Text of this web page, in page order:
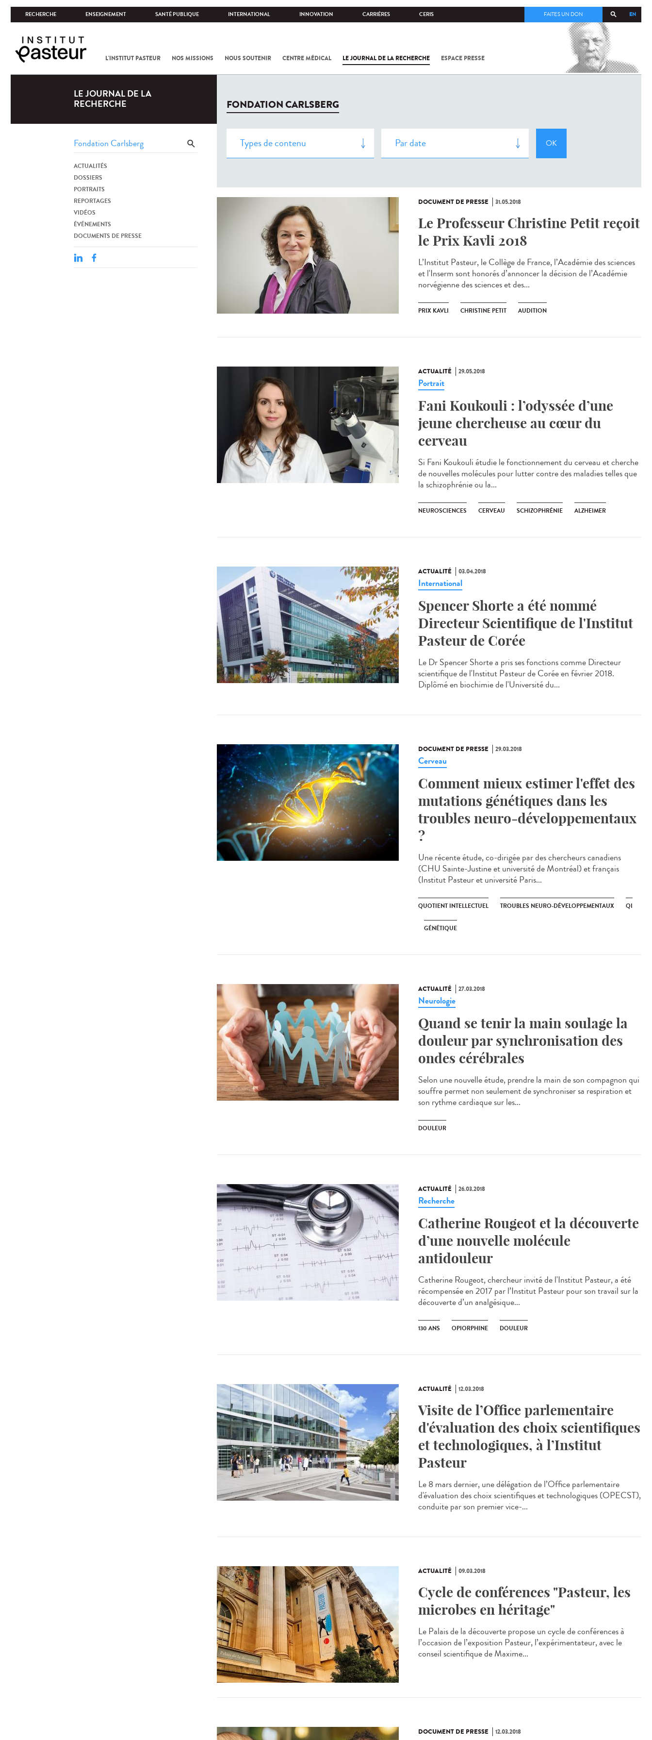
RECHERCHE ENSEIGNEMENT SANTÉ PUBLIQUE INTERNATIONAL INNOVATION CARRIÈRES CERIS EN
FAITES UN DON
L'INSTITUT PASTEUR NOS MISSIONS NOUS SOUTENIR CENTRE MÉDICAL LE JOURNAL DE LA RECHERCHE ESPACE PRESSE
COV-2 /
LE JOURNAL DE LA
RECHERCHE
ACTUALITÉS
DOSSIERS
PORTRAITS
REPORTAGES
VIDÉOS
ÉVÉNEMENTS
DOCUMENTS DE PRESSE
FONDATION CARLSBERG
DOCUMENT DE PRESSE 31.05.2018
Le Professeur Christine Petit reçoit
le Prix Kavli 2018
L’Institut Pasteur, le Collège de France, l’Académie des sciences
et l'Inserm sont honorés d’annoncer la décision de l’Académie
norvégienne des sciences et des...
PRIX KAVLI CHRISTINE PETIT AUDITION
ACTUALITÉ 29.05.2018
Portrait
Fani Koukouli : l’odyssée d’une
jeune chercheuse au cœur du
cerveau
Si Fani Koukouli étudie le fonctionnement du cerveau et cherche
de nouvelles molécules pour lutter contre des maladies telles que
la schizophrénie ou la...
NEUROSCIENCES CERVEAU SCHIZOPHRÉNIE ALZHEIMER
ACTUALITÉ 03.04.2018
International
Spencer Shorte a été nommé
Directeur Scientifique de l'Institut
Pasteur de Corée
Le Dr Spencer Shorte a pris ses fonctions comme Directeur
scientifique de l'Institut Pasteur de Corée en février 2018.
Diplômé en biochimie de l'Université du...
DOCUMENT DE PRESSE 29.03.2018
Cerveau
Comment mieux estimer l'effet des
mutations génétiques dans les
troubles neuro-développementaux
?
Une récente étude, co-dirigée par des chercheurs canadiens
(CHU Sainte-Justine et université de Montréal) et français
(Institut Pasteur et université Paris...
QUOTIENT INTELLECTUEL TROUBLES NEURO-DÉVELOPPEMENTAUX QI
GÉNÉTIQUE
ACTUALITÉ 27.03.2018
Neurologie
Quand se tenir la main soulage la
douleur par synchronisation des
ondes cérébrales
Selon une nouvelle étude, prendre la main de son compagnon qui
souffre permet non seulement de synchroniser sa respiration et
son rythme cardiaque sur les...
DOULEUR
ACTUALITÉ 26.03.2018
Recherche
Catherine Rougeot et la découverte
d’une nouvelle molécule
antidouleur
Catherine Rougeot, chercheur invité de l'Institut Pasteur, a été
récompensée en 2017 par l’Institut Pasteur pour son travail sur la
découverte d’un analgésique...
130 ANS OPIORPHINE DOULEUR
ACTUALITÉ 12.03.2018
Visite de l’Office parlementaire
d'évaluation des choix scientifiques
et technologiques, à l’Institut
Pasteur
Le 8 mars dernier, une délégation de l’Office parlementaire
d'évaluation des choix scientifiques et technologiques (OPECST),
conduite par son premier vice-...
ACTUALITÉ 09.03.2018
Cycle de conférences "Pasteur, les
microbes en héritage"
Le Palais de la découverte propose un cycle de conférences à
l’occasion de l’exposition Pasteur, l’expérimentateur, avec le
conseil scientifique de Maxime...
DOCUMENT DE PRESSE 12.03.2018